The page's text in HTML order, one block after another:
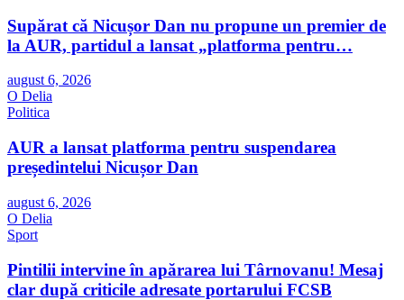
Supărat că Nicușor Dan nu propune un premier de
la AUR, partidul a lansat „platforma pentru…
august 6, 2026
O Delia
Politica
AUR a lansat platforma pentru suspendarea
președintelui Nicușor Dan
august 6, 2026
O Delia
Sport
Pintilii intervine în apărarea lui Târnovanu! Mesaj
clar după criticile adresate portarului FCSB